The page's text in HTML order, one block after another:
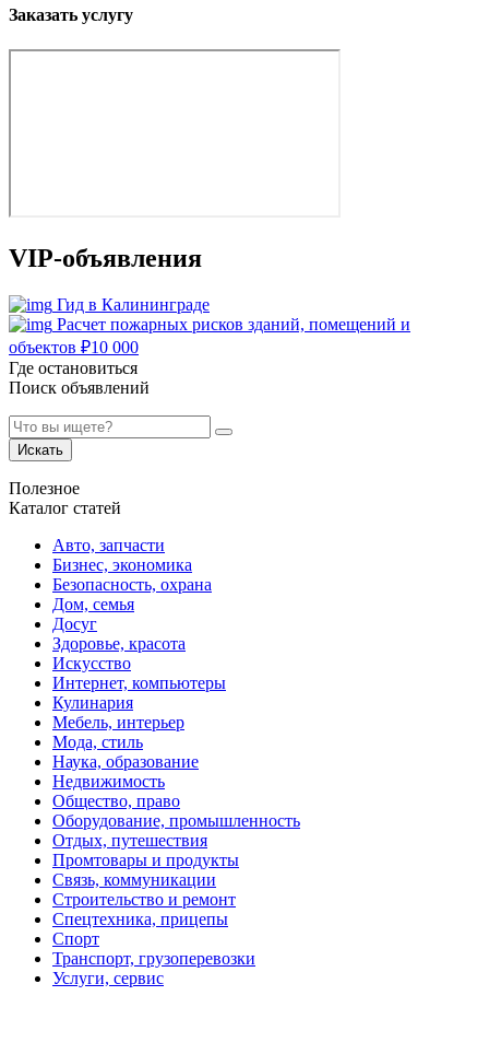
Заказать услугу
VIP-объявления
Гид в Калининграде
Расчет пожарных рисков зданий, помещений и
объектов ₽10 000
Где остановиться
Поиск объявлений
Искать
Полезное
Каталог статей
Авто, запчасти
Бизнес, экономика
Безопасность, охрана
Дом, семья
Досуг
Здоровье, красота
Искусство
Интернет, компьютеры
Кулинария
Мебель, интерьер
Мода, стиль
Наука, образование
Недвижимость
Общество, право
Оборудование, промышленность
Отдых, путешествия
Промтовары и продукты
Связь, коммуникации
Строительство и ремонт
Спецтехника, прицепы
Спорт
Транспорт, грузоперевозки
Услуги, сервис